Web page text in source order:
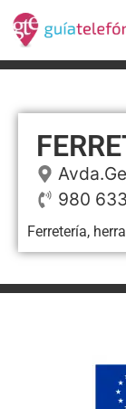
980
Ferretería,